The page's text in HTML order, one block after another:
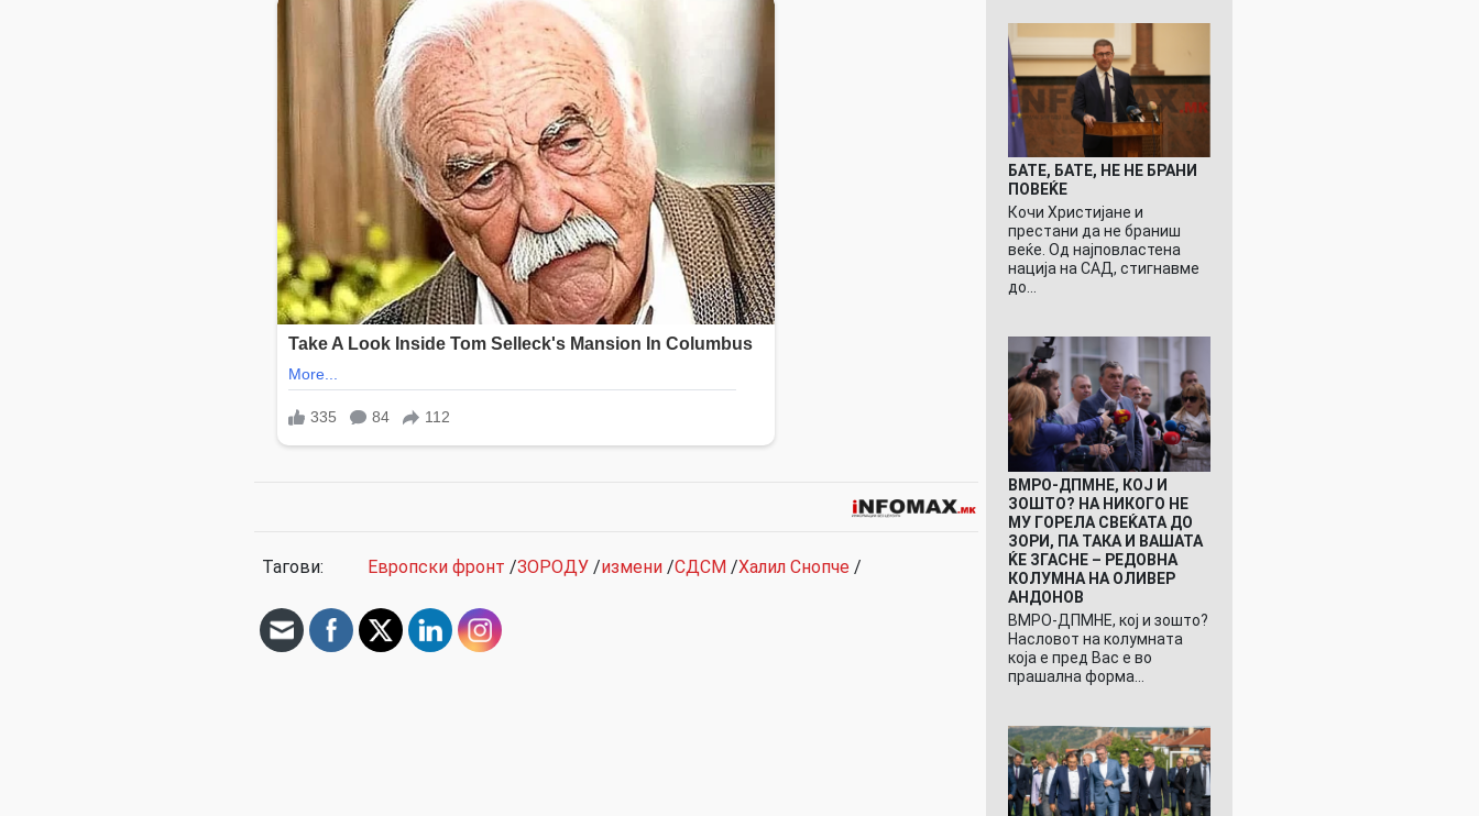
Тагови: Европски фронт /ЗОРОДУ /измени /СДСМ /Халил Снопче /
БАТЕ, БАТЕ, НЕ НЕ БРАНИ
ПОВЕЌЕ
Кочи Христијане и
престани да не браниш
веќе. Од најповластена
нација на САД, стигнавме
до…
ВМРО-ДПМНЕ, КОЈ И
ЗОШТО? НА НИКОГО НЕ
МУ ГОРЕЛА СВЕЌАТА ДО
ЗОРИ, ПА ТАКА И ВАШАТА
ЌЕ ЗГАСНЕ – РЕДОВНА
КОЛУМНА НА ОЛИВЕР
АНДОНОВ
ВМРО-ДПМНЕ, кој и зошто?
Насловот на колумната
која е пред Вас е во
прашална форма…